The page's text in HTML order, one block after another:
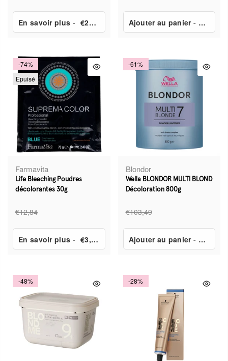
En savoir plus - €23,39 Ajouter au panier- €14,99
-74%
Epuisé
Farmavita
Life Bleaching Poudres
décolorantes 30g
€12,84
En savoir plus - €3,35
-61%
Blondor
Wella BLONDOR MULTI BLOND
Décoloration 800g
€103,49
Ajouter au panier- €40,89
-48% -28%